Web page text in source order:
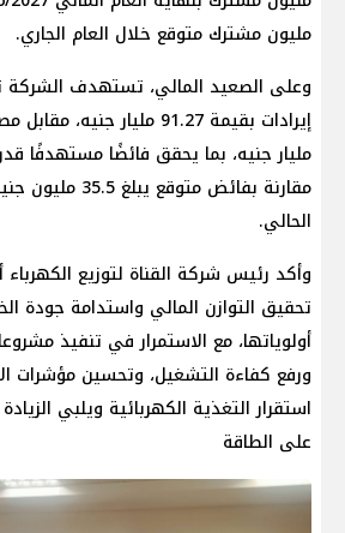
مليون مشترك متوقع خلال العام الجاري.
وعلى الصعيد المالي، تستهدف الشركة
مقارنة بفائض
الحالي.
وأكد رئيس شركة القناة لتوزيع
تحقيق التوازن المالي واستدامة جودة
أولوياتها، مع الاستمرار في تنفيذ
ورفع كفاءة التشغيل، وتحسين مؤشرات
استقرار التغذية الكهربائية ويلبي
على الطاقة